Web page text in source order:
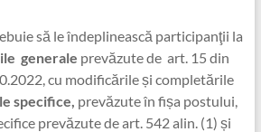
să le îndeplinească participanţii la
generale prevăzute de art. 15 din
cu modificările și completările
specifice, prevăzute în fișa postului,
prevăzute de art. 542 alin. (1) și